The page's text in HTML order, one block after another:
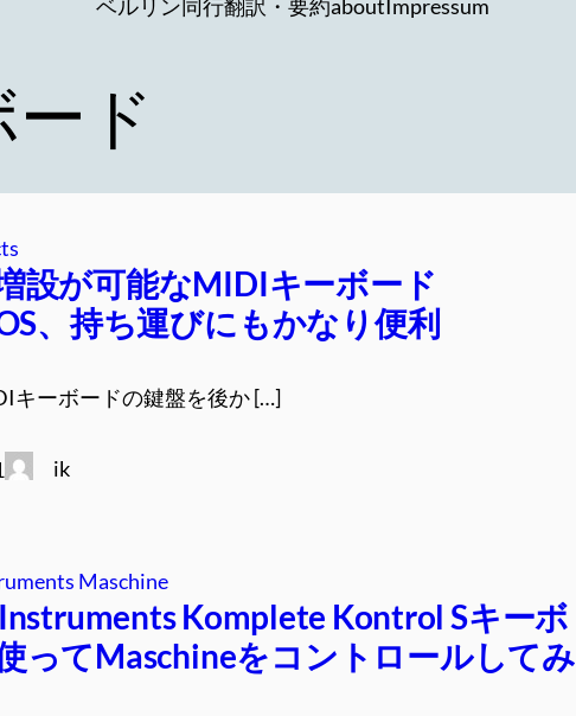
ベルリン同行翻訳・要約aboutImpressum
ド
設が可能なMIDIキーボード
、持ち運びにもかなり便利
キーボードの鍵盤を後か […]
ik
Maschine
Komplete Kontrol Sキーボ
ってMaschineをコントロールしてみ